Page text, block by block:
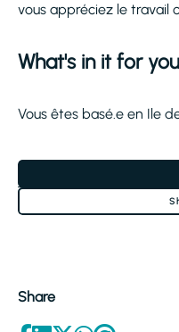
vous appréciez le travail
What's in it for
Vous êtes basé.e en Ile
Share